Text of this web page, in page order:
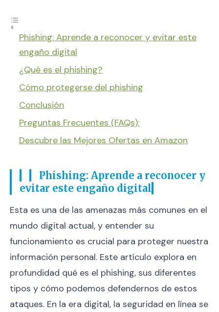
Phishing: Aprende a reconocer y evitar este
engaño digital
¿Qué es el phishing?
Cómo protegerse del phishing
Conclusión
Preguntas Frecuentes (FAQs):
Descubre las Mejores Ofertas en Amazon
Phishing: Aprende a reconocer y
evitar este engaño digital
Esta es una de las amenazas más comunes en el
mundo digital actual, y entender su
funcionamiento es crucial para proteger nuestra
información personal. Este artículo explora en
profundidad qué es el phishing, sus diferentes
tipos y cómo podemos defendernos de estos
ataques. En la era digital, la seguridad en línea se